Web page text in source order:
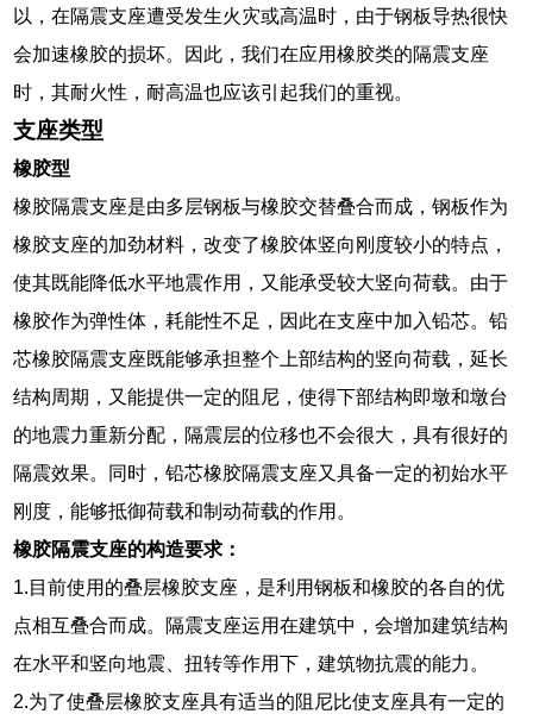
以，在隔震支座遭受发生火灾或高温时，由于钢板导热很快
会加速橡胶的损坏。因此，我们在应用橡胶类的隔震支座
时，其耐火性，耐高温也应该引起我们的重视。
支座类型
橡胶型
橡胶隔震支座是由多层钢板与橡胶交替叠合而成，钢板作为
橡胶支座的加劲材料，改变了橡胶体竖向刚度较小的特点，
使其既能降低水平地震作用，又能承受较大竖向荷载。由于
橡胶作为弹性体，耗能性不足，因此在支座中加入铅芯。铅
芯橡胶隔震支座既能够承担整个上部结构的竖向荷载，延长
结构周期，又能提供一定的阻尼，使得下部结构即墩和墩台
的地震力重新分配，隔震层的位移也不会很大，具有很好的
隔震效果。同时，铅芯橡胶隔震支座又具备一定的初始水平
刚度，能够抵御荷载和制动荷载的作用。
橡胶隔震支座的构造要求：
1.目前使用的叠层橡胶支座，是利用钢板和橡胶的各自的优
点相互叠合而成。隔震支座运用在建筑中，会增加建筑结构
在水平和竖向地震、扭转等作用下，建筑物抗震的能力。
2.为了使叠层橡胶支座具有适当的阻尼比使支座具有一定的